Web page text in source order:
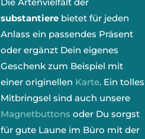
substantiere bietet für jeden
Anlass ein passendes Präsent
oder ergänzt Dein eigenes
Geschenk zum Beispiel mit
einer originellen Karte. Ein tolles
Mitbringsel sind auch unsere
Magnetbuttons oder Du sorgst
für gute Laune im Büro mit der